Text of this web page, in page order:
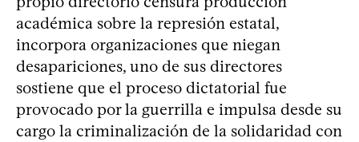
académica sobre la represión estatal,
incorpora organizaciones que niegan
desapariciones, uno de sus directores
sostiene que el proceso dictatorial fue
provocado por la guerrilla e impulsa desde su
cargo la criminalización de la solidaridad con